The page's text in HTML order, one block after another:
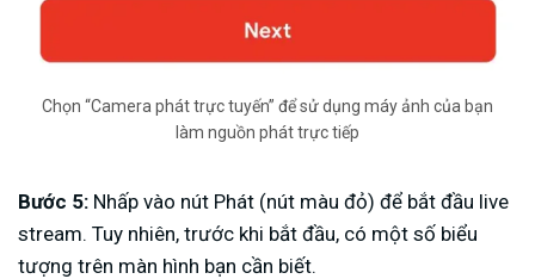
Chọn “Camera phát trực tuyến” để sử dụng máy ảnh của bạn
làm nguồn phát trực tiếp
Bước 5: Nhấp vào nút Phát (nút màu đỏ) để bắt đầu live
stream. Tuy nhiên, trước khi bắt đầu, có một số biểu
tượng trên màn hình bạn cần biết.